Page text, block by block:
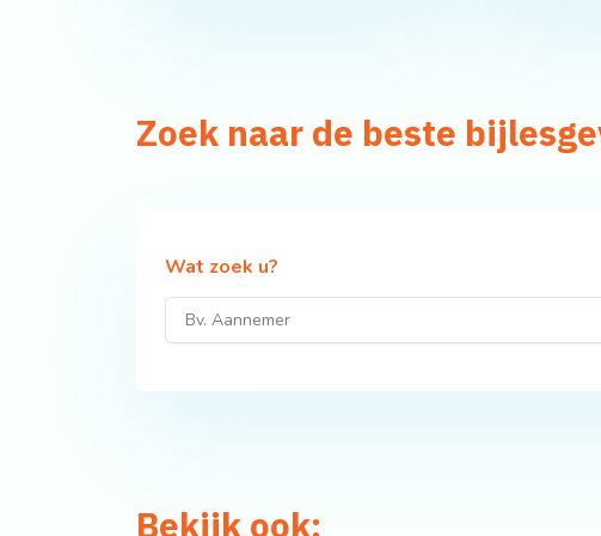
Zoek naar de beste
Wat zoek u?
Bekijk ook: